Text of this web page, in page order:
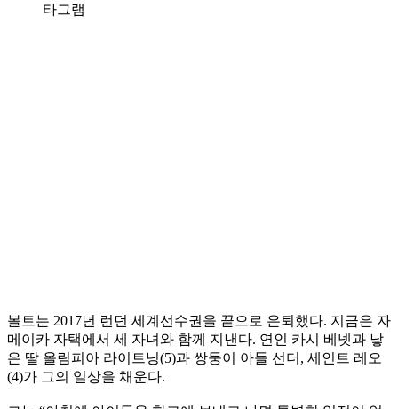
타그램
볼트는 2017년 런던 세계선수권을 끝으로 은퇴했다. 지금은 자
메이카 자택에서 세 자녀와 함께 지낸다. 연인 카시 베넷과 낳
은 딸 올림피아 라이트닝(5)과 쌍둥이 아들 선더, 세인트 레오
(4)가 그의 일상을 채운다.